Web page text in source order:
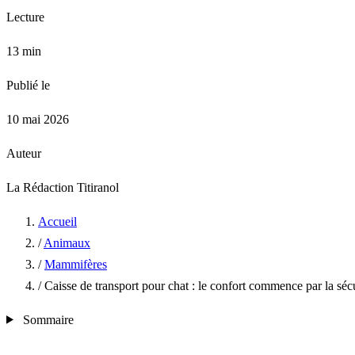
Lecture
13 min
Publié le
10 mai 2026
Auteur
La Rédaction Titiranol
Accueil
/ Animaux
/ Mammifères
/ Caisse de transport pour chat : le confort commence par la
Sommaire